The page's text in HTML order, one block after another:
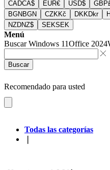
CADCA$ EUR€ USD$ GBP
BGN BGN CZK Kč DKK Dkr
NZDNZ$ SEKSEK
Menú
BuscarWindows 11Office 2024
Buscar
Recomendado para usted
Todas las categorías